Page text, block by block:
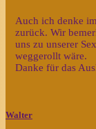
Auch ich denke
zurück. Wir
uns zu unserer
weggerollt wäre.
Danke für das
Walter